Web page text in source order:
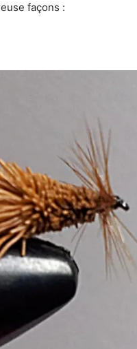
façons :